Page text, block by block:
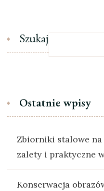
Szukaj
Ostatnie wpisy
Zbiorniki stalowe na
zalety i praktyczne
Konserwacja